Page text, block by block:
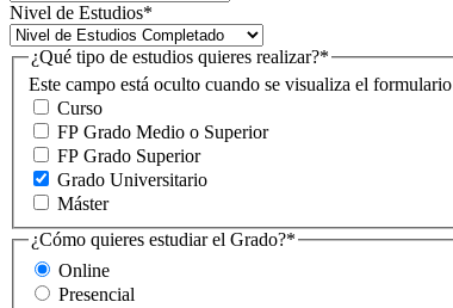
Nivel de Estudios*
Este campo está oculto cuando se visualiza el formulario
¿Qué tipo de estudios quieres realizar?*
Curso
FP Grado Medio o Superior
FP Grado Superior
Grado Universitario
Máster
¿Cómo quieres estudiar el Grado?*
Online
Presencial